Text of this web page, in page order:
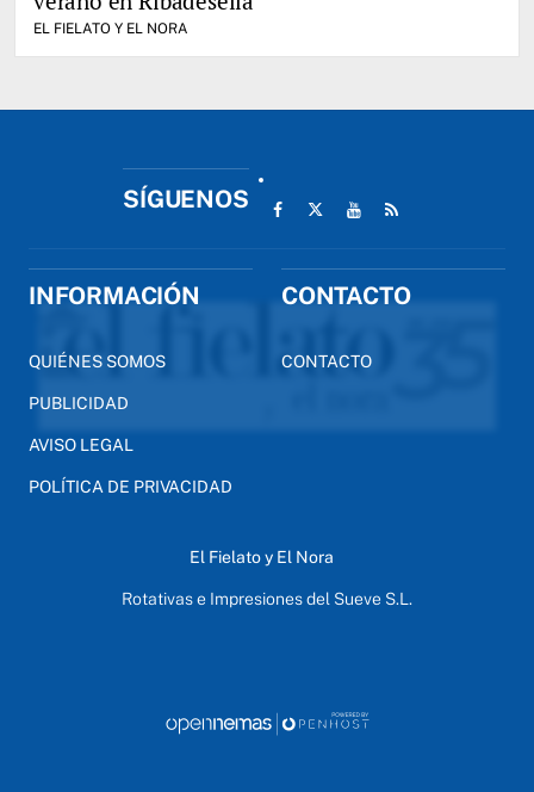
EL FIELATO Y EL NORA
SÍGUENOS
INFORMACIÓN
QUIÉNES SOMOS
PUBLICIDAD
AVISO LEGAL
POLÍTICA DE PRIVACIDAD
CONTACTO
CONTACTO
El Fielato y El Nora
Rotativas e Impresiones del Sueve S.L.